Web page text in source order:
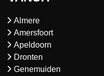
Almere
Amersfoort
Apeldoorn
Dronten
Genemuiden